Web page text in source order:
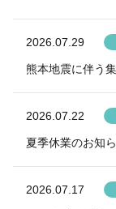
2026.07.29
熊本地震に伴う
2026.07.22
夏季休業のお知
2026.07.17